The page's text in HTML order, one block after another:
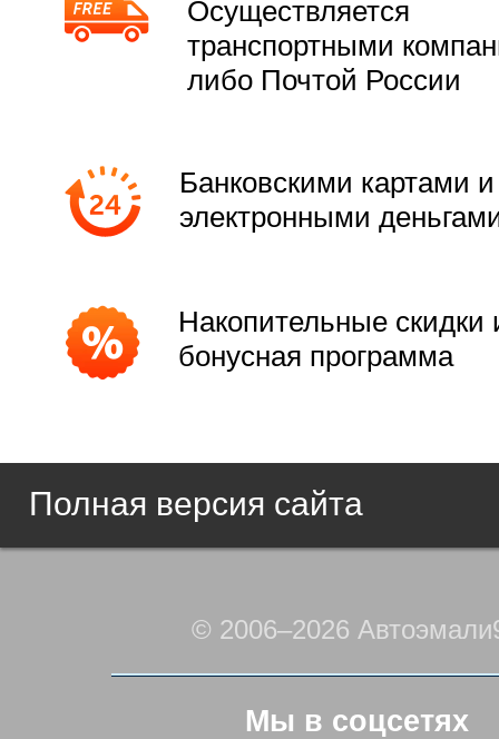
Осуществляется
транспортными
либо Почтой России
Банковскими картами и
электронными
Накопительные скидки
бонусная программа
Полная версия сайта
© 2006–2026
Мы в соцсетях